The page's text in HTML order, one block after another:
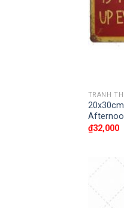
TRANH
₫32,000